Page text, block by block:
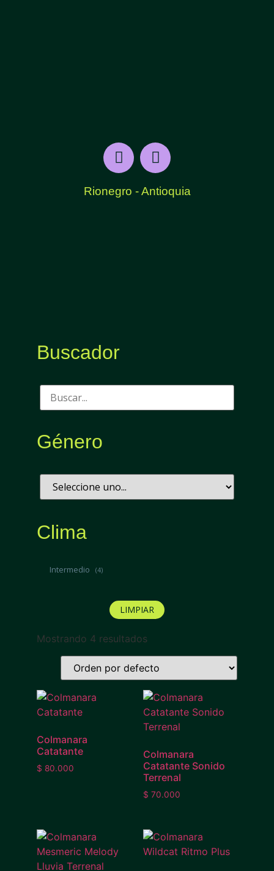
Rionegro - Antioquia
Buscador
Género
Clima
Intermedio (4)
LIMPIAR
Mostrando 4 resultados
Colmanara
Catatante
$ 80.000
Colmanara
Catatante Sonido
Terrenal
$ 70.000